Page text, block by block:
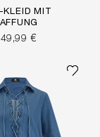
KLEID MIT
€